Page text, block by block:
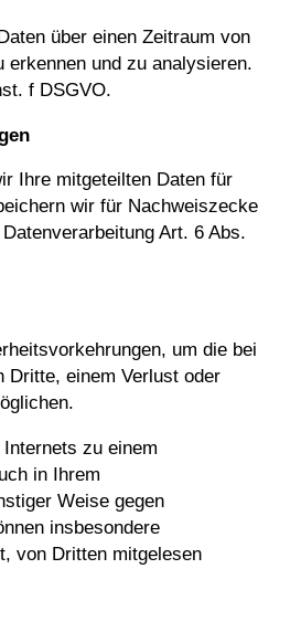
über einen Zeitraum von
erkennen und zu analysieren.
f DSGVO.
Ihre mitgeteilten Daten für
wir für Nachweiszecke
Art. 6 Abs.
um die bei
Dritte, einem Verlust oder
zu einem
in Ihrem
Weise gegen
insbesondere
von Dritten mitgelesen